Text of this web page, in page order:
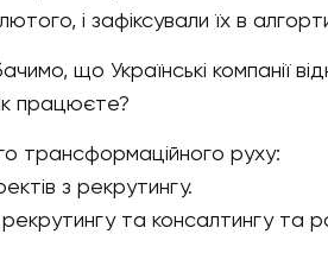
лютого, і зафіксували їх в
що Українські компанії
працюєте?
трансформаційного руху:
з рекрутингу.
та консалтингу та